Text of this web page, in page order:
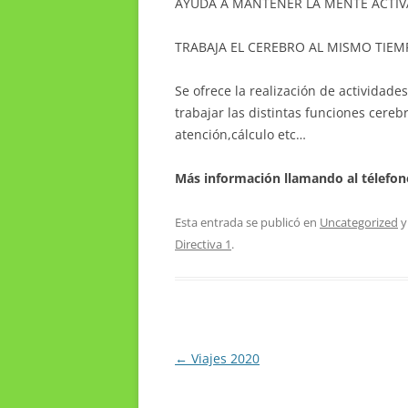
TRABAJA EL CEREBRO AL MISMO
Se ofrece la realización de
trabajar las distintas funciones
atención,cálculo etc…
Más información llamando al
Esta entrada se publicó en Uncategorized
Directiva 1.
Navegación
← Viajes 2020